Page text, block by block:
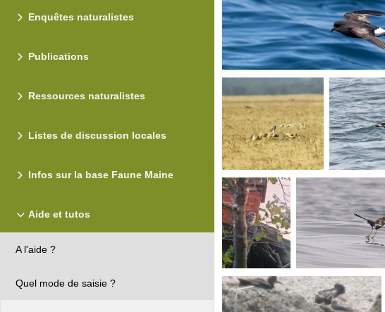
Enquêtes naturalistes
Publications
Ressources naturalistes
Listes de discussion locales
Infos sur la base Faune Maine
Aide et tutos
A l'aide ?
Quel mode de saisie ?